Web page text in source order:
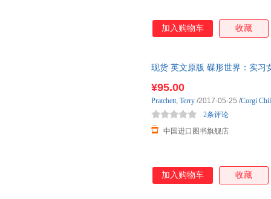
加入购物车 收藏
现货 英文原版 碟形世界：实习
¥95.00
中国进口图书旗舰店
2条评论
Pratchett, Terry /2017-05-25 /Corgi
加入购物车 收藏